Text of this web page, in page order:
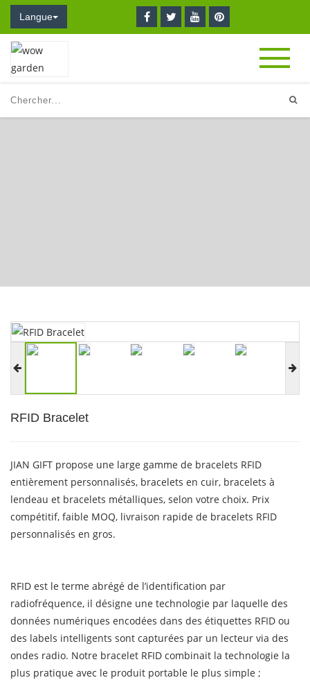
Langue
RFID Bracelet
JIAN GIFT propose une large gamme de bracelets RFID
entièrement personnalisés, bracelets en cuir, bracelets à
lendeau et bracelets métalliques, selon votre choix. Prix
compétitif, faible MOQ, livraison rapide de bracelets RFID
personnalisés en gros.
RFID est le terme abrégé de l’identification par
radiofréquence, il désigne une technologie par laquelle des
données numériques encodées dans des étiquettes RFID ou
des labels intelligents sont capturées par un lecteur via des
ondes radio. Notre bracelet RFID combinait la technologie la
plus pratique avec le produit portable le plus simple ;